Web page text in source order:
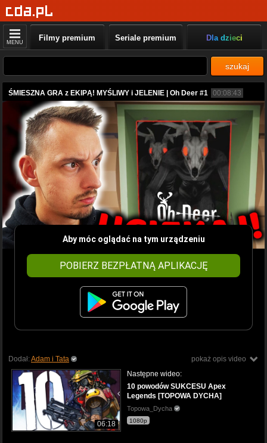
MENU Filmy premium Seriale premium Dla dzieci
szukaj
ŚMIESZNA GRA z EKIPĄ! MYŚLIWY i JELENIE | Oh Deer #1 00:08:43
Aby móc oglądać na tym urządzeniu
POBIERZ BEZPŁATNĄ APLIKACJĘ
pokaż opis video
Dodał:Adam i Tata
06:18
Następne wideo:
10 powodów SUKCESU Apex
Legends [TOPOWA DYCHA]
Topowa_Dycha
1080p